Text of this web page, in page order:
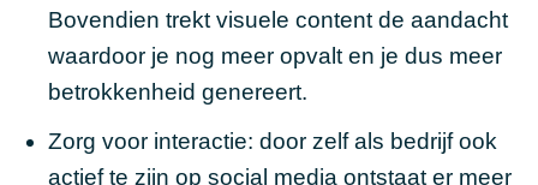
Bovendien trekt visuele content de aandacht
waardoor je nog meer opvalt en je dus meer
betrokkenheid genereert.
Zorg voor interactie: door zelf als bedrijf ook
actief te zijn op social media ontstaat er meer